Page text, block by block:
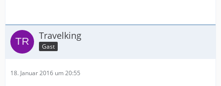
Travelking
Gast
18. Januar 2016 um 20:55